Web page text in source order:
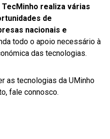
TecMinho realiza várias
de
nacionais e
todo o apoio necessário à
das tecnologias.
as tecnologias da UMinho
fale connosco.